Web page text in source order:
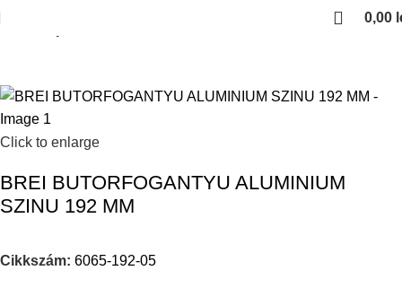
0,00
Click to enlarge
BREI BUTORFOGANTYU ALUMINIUM
SZINU 192 MM
Cikkszám: 6065-192-05